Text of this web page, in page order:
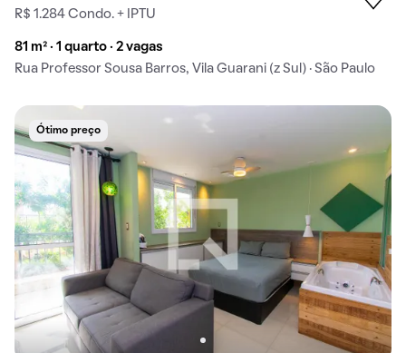
R$ 1.284 Condo. + IPTU
81 m² · 1 quarto · 2 vagas
Rua Professor Sousa Barros, Vila Guarani (z Sul) · São Paulo
Ótimo preço